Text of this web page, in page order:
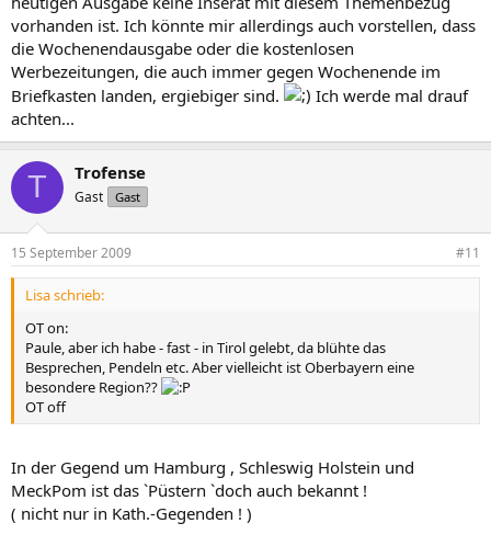
vorhanden ist. Ich könnte mir allerdings auch vorstellen, dass
die Wochenendausgabe oder die kostenlosen
Werbezeitungen, die auch immer gegen Wochenende im
Briefkasten landen, ergiebiger sind.
Ich werde mal drauf
achten...
T Trofense
Gast Gast
15 September 2009 #11
Lisa schrieb:
OT on:
Paule, aber ich habe - fast - in Tirol gelebt, da blühte das
Besprechen, Pendeln etc. Aber vielleicht ist Oberbayern eine
besondere Region??
OT off
In der Gegend um Hamburg , Schleswig Holstein und
MeckPom ist das `Püstern `doch auch bekannt !
( nicht nur in Kath.-Gegenden ! )